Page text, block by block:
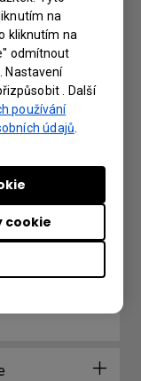
na
kliknutím na
odmítnout
Nastavení
. Další
používání
údajů
cookie
Board?
a DMS